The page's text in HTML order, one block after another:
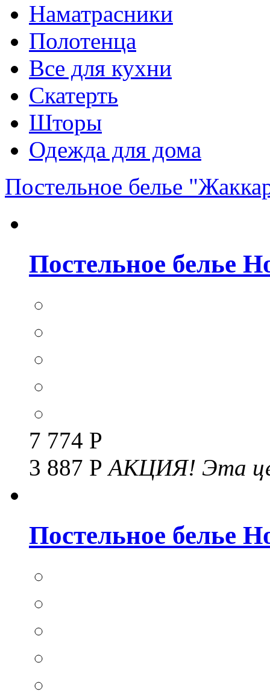
Наматрасники
Полотенца
Все для кухни
Скатерть
Шторы
Одежда для дома
Постельное белье
Постельное белье
7 774 Р
3 887 РАКЦИЯ! Эта
Постельное белье